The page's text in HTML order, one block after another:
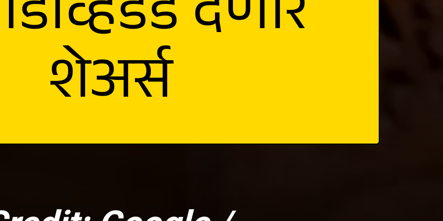
शेअर्स